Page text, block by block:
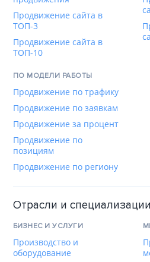
Продвижение сайта в
ТОП-3
Продвижение сайта в
ТОП-10
ПО МОДЕЛИ РАБОТЫ
Продвижение по трафику
Продвижение по заявкам
Продвижение за процент
Продвижение по
позициям
Продвижение по региону
Отрасли и специализации
БИЗНЕС И УСЛУГИ
Производство и
оборудование